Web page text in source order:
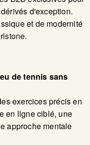
d'exception.
et de modernité
.
de tennis sans
exercices précis en
en ligne ciblé, une
approche mentale